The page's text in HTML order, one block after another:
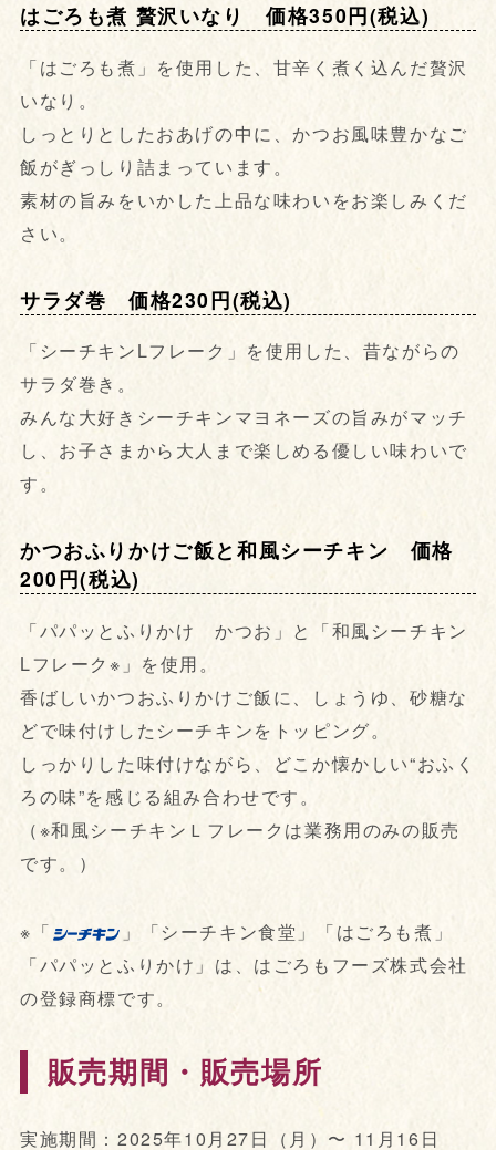
はごろも煮 贅沢いなり 価格350円(税込)
「はごろも煮」を使用した、甘辛く煮く込んだ贅沢
いなり。
しっとりとしたおあげの中に、かつお風味豊かなご
飯がぎっしり詰まっています。
素材の旨みをいかした上品な味わいをお楽しみくだ
さい。
サラダ巻 価格230円(税込)
「シーチキンLフレーク」を使用した、昔ながらの
サラダ巻き。
みんな大好きシーチキンマヨネーズの旨みがマッチ
し、お子さまから大人まで楽しめる優しい味わいで
す。
かつおふりかけご飯と和風シーチキン 価格
200円(税込)
「パパッとふりかけ かつお」と「和風シーチキン
Lフレーク※」を使用。
香ばしいかつおふりかけご飯に、しょうゆ、砂糖な
どで味付けしたシーチキンをトッピング。
しっかりした味付けながら、どこか懐かしい“おふく
ろの味”を感じる組み合わせです。
（※和風シーチキンＬフレークは業務用のみの販売
です。）
※「
」「シーチキン食堂」「はごろも煮」
「パパッとふりかけ」は、はごろもフーズ株式会社
の登録商標です。
販売期間・販売場所
実施期間：2025年10月27日（月）〜 11月16日